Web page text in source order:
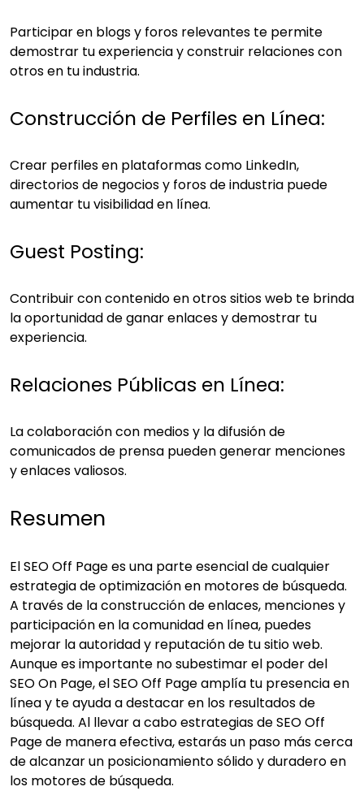
Participar en blogs y foros relevantes te permite
demostrar tu experiencia y construir relaciones con
otros en tu industria.
Construcción de Perfiles en Línea:
Crear perfiles en plataformas como LinkedIn,
directorios de negocios y foros de industria puede
aumentar tu visibilidad en línea.
Guest Posting:
Contribuir con contenido en otros sitios web te brinda
la oportunidad de ganar enlaces y demostrar tu
experiencia.
Relaciones Públicas en Línea:
La colaboración con medios y la difusión de
comunicados de prensa pueden generar menciones
y enlaces valiosos.
Resumen
El SEO Off Page es una parte esencial de cualquier
estrategia de optimización en motores de búsqueda.
A través de la construcción de enlaces, menciones y
participación en la comunidad en línea, puedes
mejorar la autoridad y reputación de tu sitio web.
Aunque es importante no subestimar el poder del
SEO On Page, el SEO Off Page amplía tu presencia en
línea y te ayuda a destacar en los resultados de
búsqueda. Al llevar a cabo estrategias de SEO Off
Page de manera efectiva, estarás un paso más cerca
de alcanzar un posicionamiento sólido y duradero en
los motores de búsqueda.